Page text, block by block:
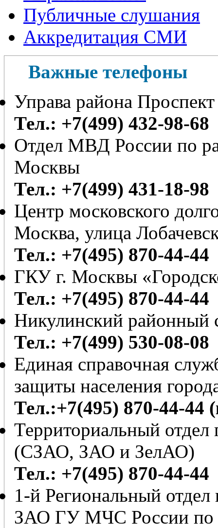
Публичные слушания
Аккредитация СМИ
Важные телефоны
Управа района
Тел.: +7(499) 432-98-68
Отдел МВД России по
Москвы
Тел.: +7(499) 431-18-98
Центр московского
Москва, улица
Тел.: +7(495) 870-44-44
ГКУ г. Москвы
Тел.: +7(495) 870-44-44
Никулинский районный
Тел.: +7(499) 530-08-08
Единая справочная
защиты населения
Тел.:+7(495) 870-44-44
Территориальный
(СЗАО, ЗАО и ЗелАО)
Тел.: +7(495) 870-44-44
1-й Региональный отдел
ЗАО ГУ МЧС России по